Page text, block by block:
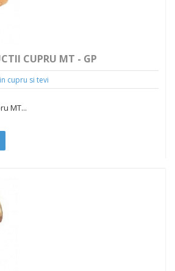
CUPRU MT - GP
cupru si tevi
MT...